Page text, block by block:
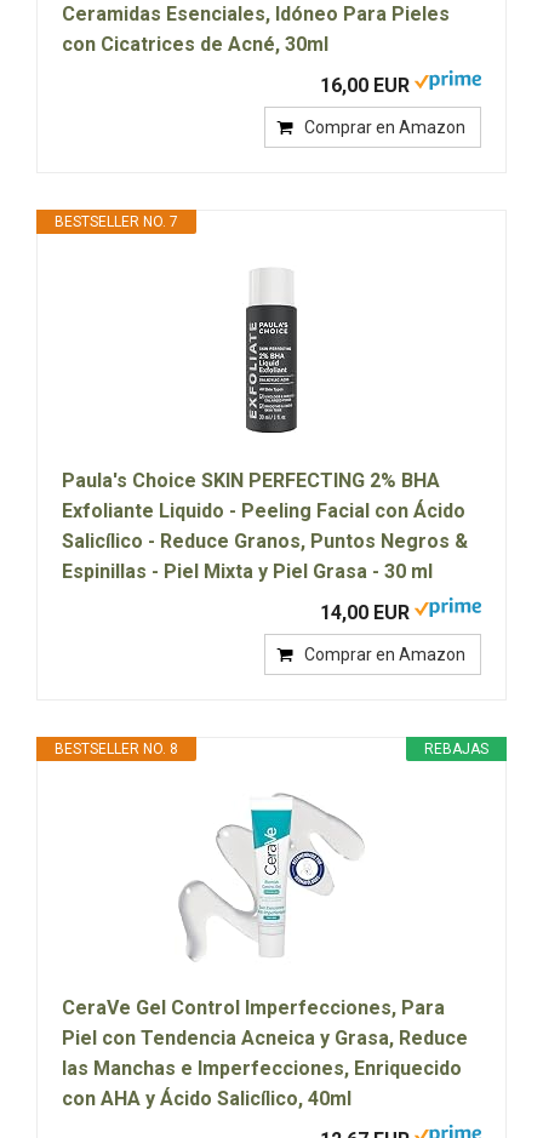
Ceramidas Esenciales, Idóneo Para Pieles
con Cicatrices de Acné, 30ml
16,00 EUR
Comprar en Amazon
BESTSELLER NO. 7
Paula's Choice SKIN PERFECTING 2% BHA
Exfoliante Liquido - Peeling Facial con Ácido
Salicílico - Reduce Granos, Puntos Negros &
Espinillas - Piel Mixta y Piel Grasa - 30 ml
14,00 EUR
Comprar en Amazon
REBAJAS
BESTSELLER NO. 8
CeraVe Gel Control Imperfecciones, Para
Piel con Tendencia Acneica y Grasa, Reduce
las Manchas e Imperfecciones, Enriquecido
con AHA y Ácido Salicílico, 40ml